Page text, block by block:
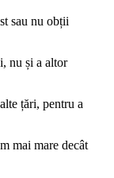
sau nu obții
nu și a altor
țări, pentru a
mai mare decât